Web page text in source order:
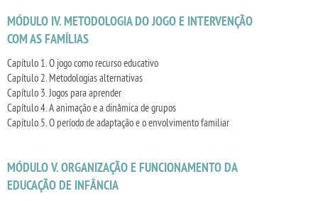
MÓDULO IV. METODOLOGIA DO JOGO E INTERVENÇÃO
COM AS FAMÍLIAS
Capítulo 1. O jogo como recurso educativo
Capítulo 2. Metodologias alternativas
Capítulo 3. Jogos para aprender
Capítulo 4. A animação e a dinâmica de grupos
Capítulo 5. O período de adaptação e o envolvimento familiar
MÓDULO V. ORGANIZAÇÃO E FUNCIONAMENTO DA
EDUCAÇÃO DE INFÂNCIA